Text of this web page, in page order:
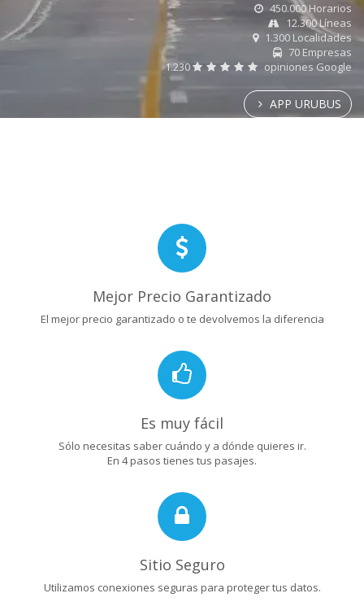
450.000 Horarios
12.300 Líneas
1.300 Localidades
70 Empresas
1.230
opiniones Google
APP URUBUS
Mejor Precio Garantizado
El mejor precio garantizado o te devolvemos la diferencia
Es muy fácil
Sólo necesitas saber cuándo y a dónde quieres ir.
En 4 pasos tienes tus pasajes.
Sitio Seguro
Utilizamos conexiones seguras para proteger tus datos.